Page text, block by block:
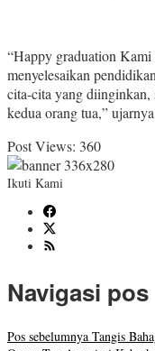
“Happy graduation Kami
menyelesaikan
cita-cita yang diinginkan,
kedua orang tua,”
Post Views: 360
Ikuti Kami
Navigasi pos
Pos sebelumnya Tangis